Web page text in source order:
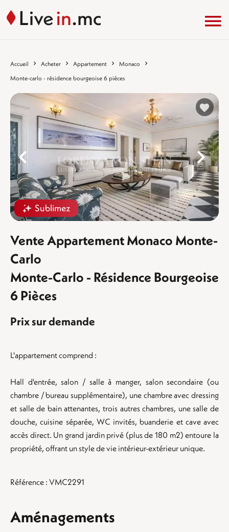
Accueil Acheter Appartement
Monaco
Monte-carlo - résidence bourgeoise 6 pièces
Sublimez
%}
Vente Appartement Monaco Monte-
Carlo
Monte-Carlo - Résidence Bourgeoise
6 Pièces
Prix sur demande
L'appartement comprend :
Hall d'entrée, salon / salle à manger, salon secondaire (ou
chambre / bureau supplémentaire), une chambre avec dressing
et salle de bain attenantes, trois autres chambres, une salle de
douche, cuisine séparée, WC invités, buanderie et cave avec
accès direct. Un grand jardin privé (plus de 180 m2) entoure la
propriété, offrant un style de vie intérieur-extérieur unique.
Référence : VMC2291
Aménagements